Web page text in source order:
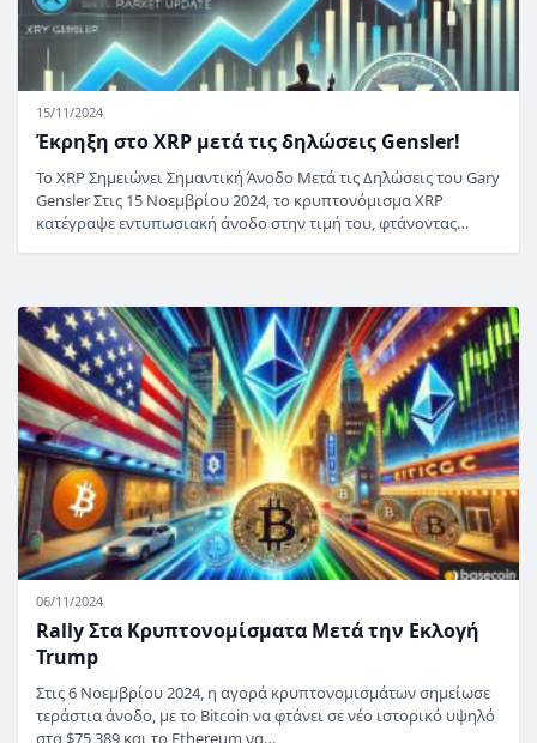
15/11/2024
Έκρηξη στο XRP μετά τις δηλώσεις Gensler!
Το XRP Σημειώνει Σημαντική Άνοδο Μετά τις Δηλώσεις του Gary
Gensler Στις 15 Νοεμβρίου 2024, το κρυπτονόμισμα XRP
κατέγραψε εντυπωσιακή άνοδο στην τιμή του, φτάνοντας…
06/11/2024
Rally Στα Κρυπτονομίσματα Μετά την Εκλογή
Trump
Στις 6 Νοεμβρίου 2024, η αγορά κρυπτονομισμάτων σημείωσε
τεράστια άνοδο, με το Bitcoin να φτάνει σε νέο ιστορικό υψηλό
στα $75,389 και το Ethereum να…